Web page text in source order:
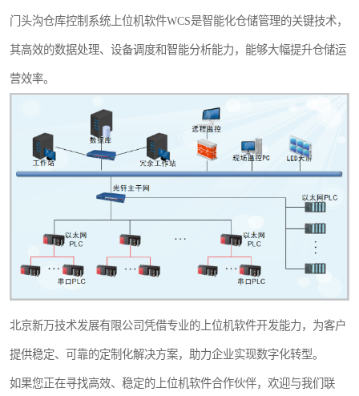
门头沟仓库控制系统上位机软件WCS是智能化仓储管理的关键技术，
其高效的数据处理、设备调度和智能分析能力，能够大幅提升仓储运
营效率。
北京新万技术发展有限公司凭借专业的上位机软件开发能力，为客户
提供稳定、可靠的定制化解决方案，助力企业实现数字化转型。
如果您正在寻找高效、稳定的上位机软件合作伙伴，欢迎与我们联